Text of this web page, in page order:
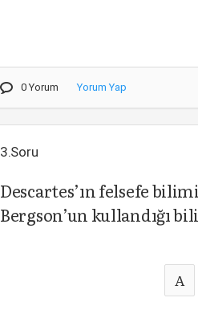
0 Yorum Yorum Yap
3.Soru
Descartes’ın felsefe
Bergson’un kullandığı
A